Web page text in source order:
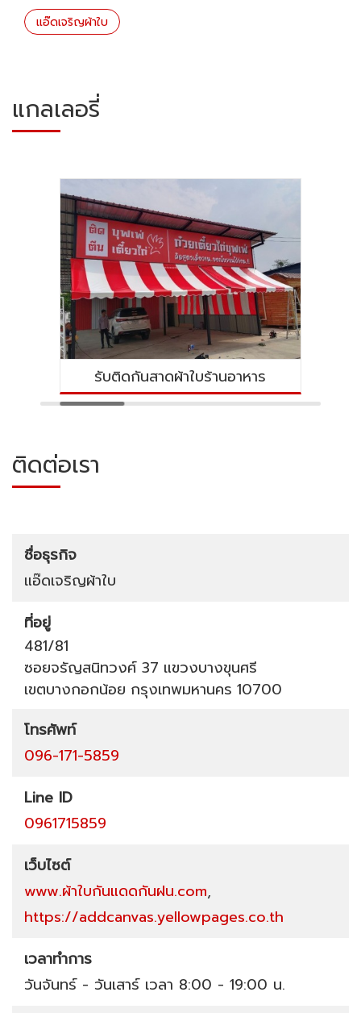
แอ๊ดเจริญผ้าใบ
แกลเลอรี่
รับติดกันสาดผ้าใบร้านอาหาร
ติดต่อเรา
ชื่อธุรกิจ
แอ๊ดเจริญผ้าใบ
ที่อยู่
481/81
ซอยจรัญสนิทวงศ์ 37 แขวงบางขุนศรี
เขตบางกอกน้อย กรุงเทพมหานคร 10700
โทรศัพท์
096-171-5859
Line ID
0961715859
เว็บไซต์
www.ผ้าใบกันแดดกันฝน.com,
https://addcanvas.yellowpages.co.th
เวลาทำการ
วันจันทร์ - วันเสาร์ เวลา 8:00 - 19:00 น.